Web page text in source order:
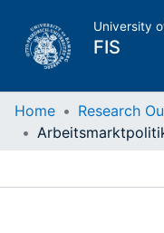
University
FIS
Home
Home Research